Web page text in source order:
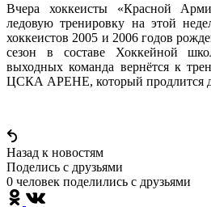
Вчера хоккеисты «Красной
ледовую тренировку на этой
хоккеистов 2005 и 2006 годов
сезон в составе Хоккейной
выходных команда вернётся к
ЦСКА АРЕНЕ, который продлится
Назад к новостям
Поделись c друзьями
0 человек поделились c друзьями